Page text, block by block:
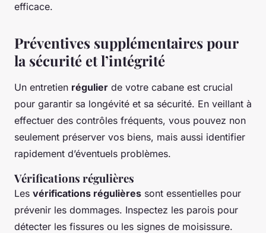
efficace.
Préventives supplémentaires pour
la sécurité et l’intégrité
Un entretien régulier de votre cabane est crucial
pour garantir sa longévité et sa sécurité. En veillant à
effectuer des contrôles fréquents, vous pouvez non
seulement préserver vos biens, mais aussi identifier
rapidement d’éventuels problèmes.
Vérifications régulières
Les vérifications régulières sont essentielles pour
prévenir les dommages. Inspectez les parois pour
détecter les fissures ou les signes de moisissure.